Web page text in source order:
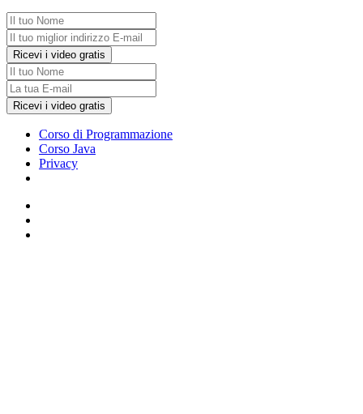
Ricevi i video gratis
Ricevi i video gratis
Corso di Programmazione
Corso Java
Privacy